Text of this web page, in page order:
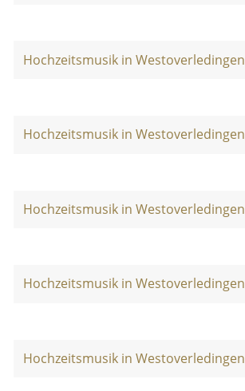
Hochzeitsmusik in Westoverledingen
Hochzeitsmusik in Westoverledingen
Hochzeitsmusik in Westoverledingen
Hochzeitsmusik in Westoverledingen
Hochzeitsmusik in Westoverledingen